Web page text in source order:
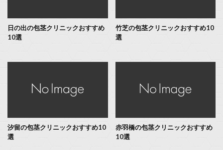
日の出の包茎クリニックおすすめ
10選
竹芝の包茎クリニックおすすめ10
選
汐留の包茎クリニックおすすめ10
選
赤羽橋の包茎クリニックおすすめ
10選